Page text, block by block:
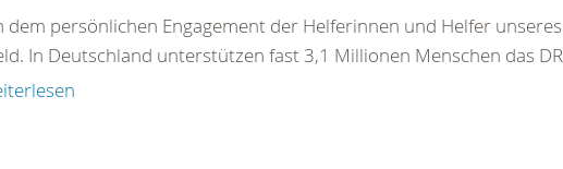
dem persönlichen Engagement der Helferinnen und Helfer
In Deutschland unterstützen fast 3,1 Millionen Menschen das